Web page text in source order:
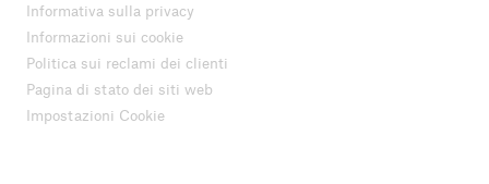
Informativa sulla privacy
Informazioni sui cookie
Politica sui reclami dei clienti
Pagina di stato dei siti web
Impostazioni Cookie